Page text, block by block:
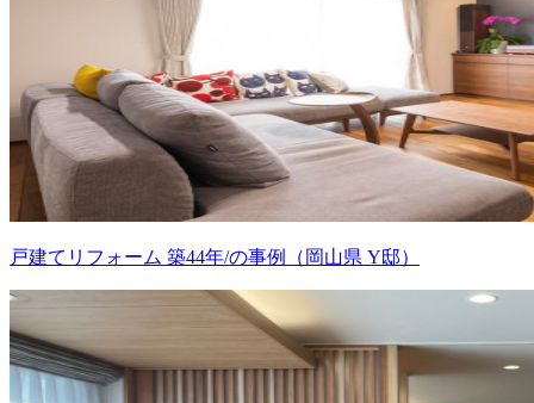
戸建てリフォーム 築44年/の事例（岡山県 Y邸）